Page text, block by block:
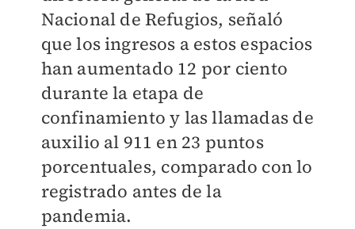
Nacional de Refugios, señaló
que los ingresos a estos espacios
han aumentado 12 por ciento
durante la etapa de
confinamiento y las llamadas de
auxilio al 911 en 23 puntos
porcentuales, comparado con lo
registrado antes de la
pandemia.